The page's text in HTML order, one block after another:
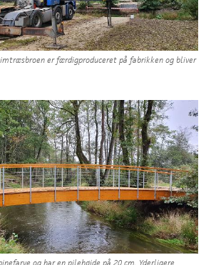
er færdigproduceret på fabrikken og bliver
og har en pilehøjde på 20 cm. Yderligere